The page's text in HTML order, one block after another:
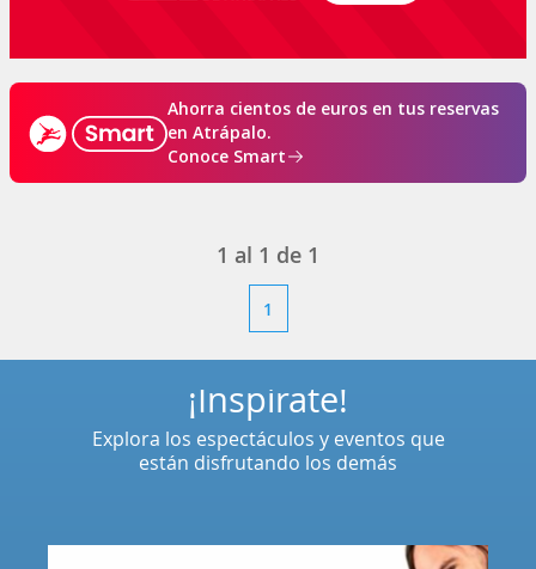
Ahorra cientos de euros en tus reservas
en Atrápalo.
Conoce Smart
1 al 1 de 1
1
¡Inspírate!
Explora los espectáculos y eventos que
están disfrutando los demás